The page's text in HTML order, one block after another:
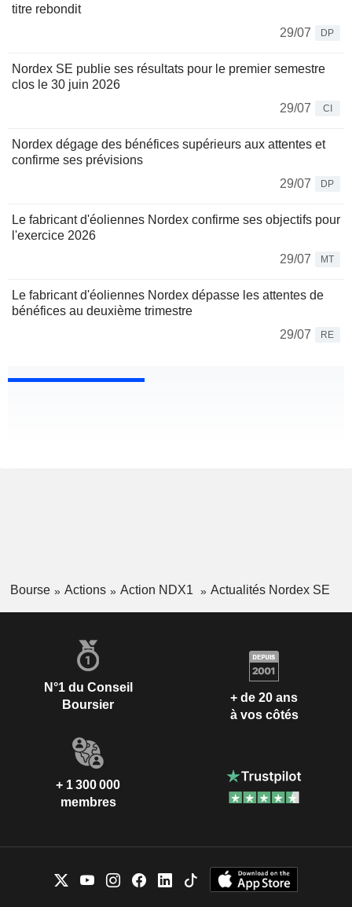
titre rebondit
29/07
DP
Nordex SE publie ses résultats pour le premier semestre
clos le 30 juin 2026
29/07
CI
Nordex dégage des bénéfices supérieurs aux attentes et
confirme ses prévisions
29/07
DP
Le fabricant d'éoliennes Nordex confirme ses objectifs pour
l'exercice 2026
29/07
MT
Le fabricant d'éoliennes Nordex dépasse les attentes de
bénéfices au deuxième trimestre
29/07
RE
Bourse Actions Action NDX1 Actualités Nordex SE
N°1 du Conseil
Boursier
+ de 20 ans
à vos côtés
+ 1 300 000
membres